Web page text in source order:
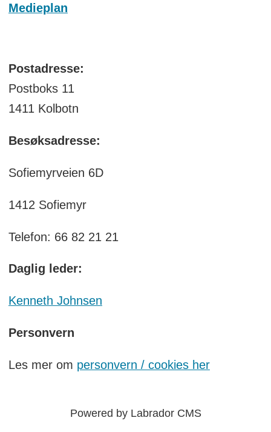
Medieplan
Postadresse:
Postboks 11
1411 Kolbotn
Besøksadresse:
Sofiemyrveien 6D
1412 Sofiemyr
Telefon: 66 82 21 21
Daglig leder:
Kenneth Johnsen
Personvern
Les mer om personvern / cookies her
Powered by Labrador CMS